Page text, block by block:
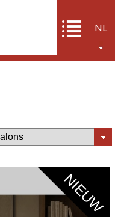
NL
NIEUW